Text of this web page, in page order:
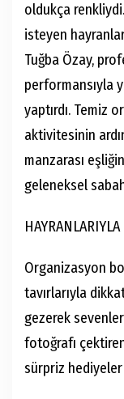
oldukça
isteyen
Tuğba Özay,
performansıyla
yaptırdı. Temiz
aktivitesinin
manzarası
geleneksel
Organizasyon
tavırlarıyla
gezerek
fotoğrafı
sürpriz hediyeler